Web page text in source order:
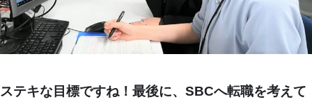
ステキな目標ですね！最後に、SBCへ転職を考えて